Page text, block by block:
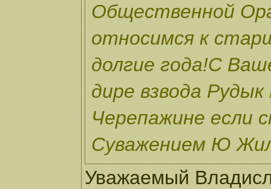
Общественной
относимся к
долгие года!С
дире взвода
Черепажине если
Суважением Ю
Уважаемый